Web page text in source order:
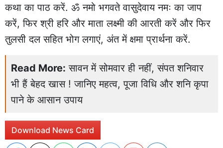
कथा का पाठ करें. ॐ नमो भगवते वासुदेवाय नमः का जाप
करें, फिर श्री हरि और माता लक्ष्मी की आरती करें और फिर
तुलसी दल सहित भोग लगाएं, अंत में क्षमा प्रार्थना करें.
Read More: सावन में सोमवार ही नहीं, संपत शनिवार
भी हैं बेहद खास ! जानिए महत्व, पूजा विधि और शनि कृपा
पाने के आसान उपाय
Download News Card